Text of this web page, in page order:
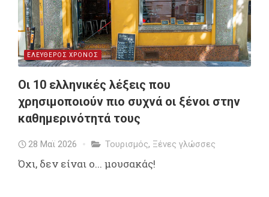
ΕΛΕΥΘΕΡΟΣ ΧΡΟΝΟΣ
Οι 10 ελληνικές λέξεις που
χρησιμοποιούν πιο συχνά οι ξένοι στην
καθημερινότητά τους
28 Μαϊ 2026 Τουρισμός, Ξένες γλώσσες
Όχι, δεν είναι ο... μουσακάς!